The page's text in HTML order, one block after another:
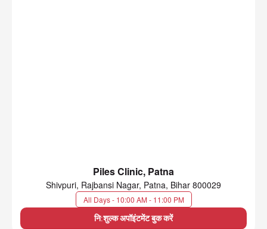
Piles Clinic, Patna
Shivpuri, Rajbansi Nagar, Patna, Bihar 800029
All Days - 10:00 AM - 11:00 PM
नि:शुल्क अपॉइंटमेंट बुक करें